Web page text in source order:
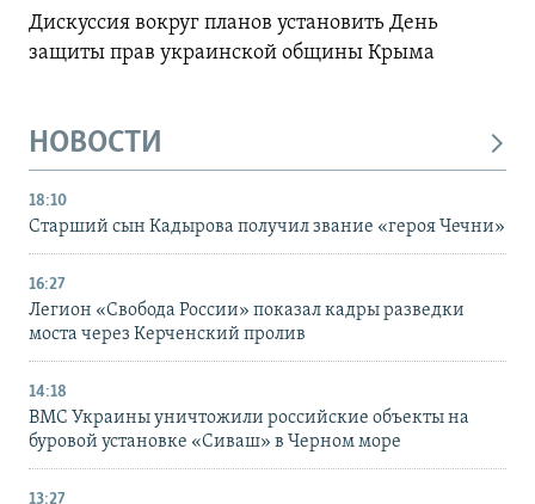
Дискуссия вокруг планов установить День
защиты прав украинской общины Крыма
НОВОСТИ
18:10
Старший сын Кадырова получил звание «героя Чечни»
16:27
Легион «Свобода России» показал кадры разведки
моста через Керченский пролив
14:18
ВМС Украины уничтожили российские объекты на
буровой установке «Сиваш» в Черном море
13:27